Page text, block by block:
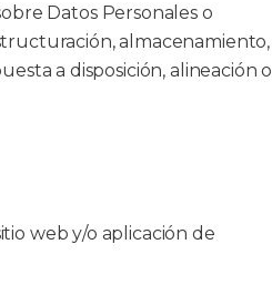
Datos Personales o
almacenamiento,
a disposición, alineación o
web y/o aplicación de